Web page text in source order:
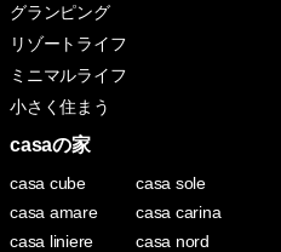
グランピング
リゾートライフ
ミニマルライフ
小さく住まう
casaの家
casa cube
casa sole
casa amare
casa carina
casa liniere
casa nord